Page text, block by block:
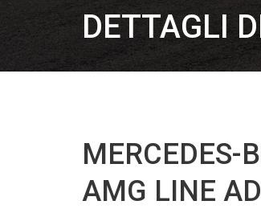
DETTAGLI
MERCEDES-
AMG LINE